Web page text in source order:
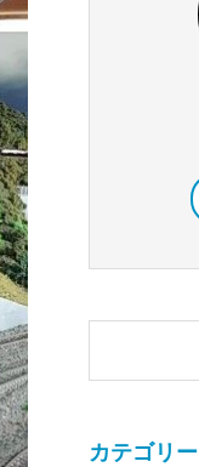
カテゴリー